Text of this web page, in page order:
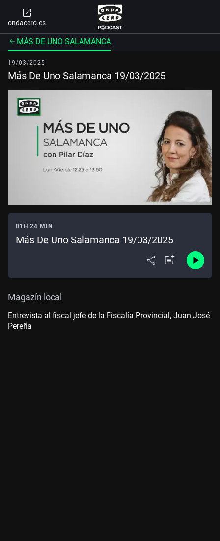
ondacero.es
MÁS DE UNO SALAMANCA
19/03/2025
Más De Uno Salamanca 19/03/2025
01H 24 MIN
Más De Uno Salamanca 19/03/2025
Magazín local
Entrevista al fiscal jefe de la Fiscalía Provincial, Juan José
Pereña